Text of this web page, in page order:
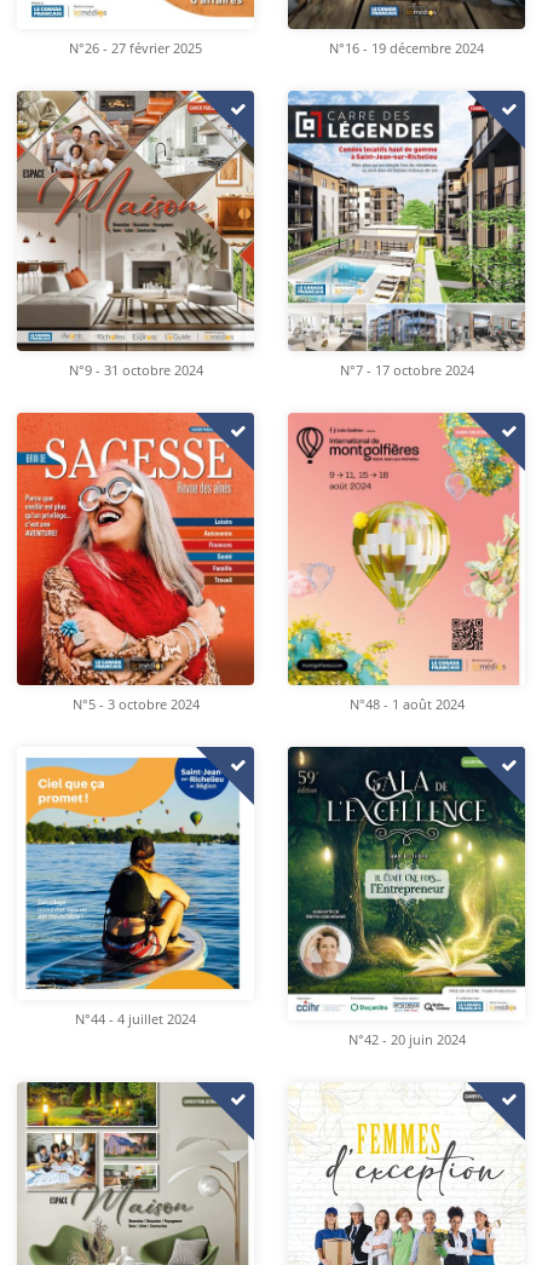
N°26 - 27 février 2025 N°16 - 19 décembre 2024
N°9 - 31 octobre 2024 N°7 - 17 octobre 2024
N°5 - 3 octobre 2024 N°48 - 1 août 2024
N°44 - 4 juillet 2024
N°42 - 20 juin 2024